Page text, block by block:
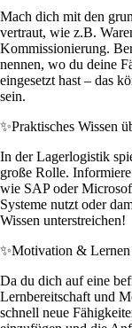
Mach dich mit den
vertraut, wie z.B.
Kommissionierung.
nennen, wo du deine
eingesetzt hast – das
sein.
✨Praktisches Wissen
In der Lagerlogistik
große Rolle.
wie SAP oder
Systeme nutzt oder
Wissen unterstreichen!
✨Motivation &
Da du dich auf eine
Lernbereitschaft und
schnell neue